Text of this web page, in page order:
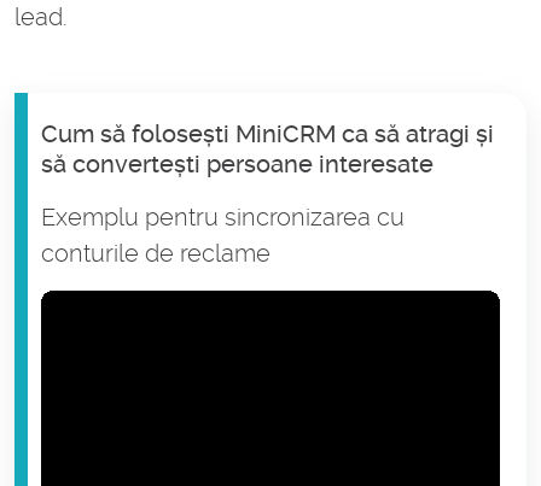
lead.
Cum să folosești MiniCRM ca să atragi și
să convertești persoane interesate
Exemplu pentru sincronizarea cu
conturile de reclame